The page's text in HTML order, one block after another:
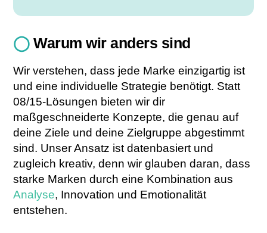
◯Warum wir anders sind
Wir verstehen, dass jede Marke einzigartig ist
und eine individuelle Strategie benötigt. Statt
08/15-Lösungen bieten wir dir
maßgeschneiderte Konzepte, die genau auf
deine Ziele und deine Zielgruppe abgestimmt
sind. Unser Ansatz ist datenbasiert und
zugleich kreativ, denn wir glauben daran, dass
starke Marken durch eine Kombination aus
Analyse, Innovation und Emotionalität
entstehen.